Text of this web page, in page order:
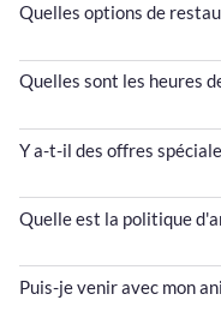
Quelles options de
Quelles sont les heures
Y a-t-il des offres
Quelle est la politique
Puis-je venir avec mon